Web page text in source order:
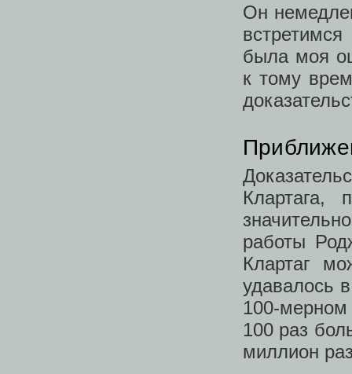
Он
была моя
к тому
Клартага,
работы
Клартаг
удавалось
100-мерном
100 раз
миллион